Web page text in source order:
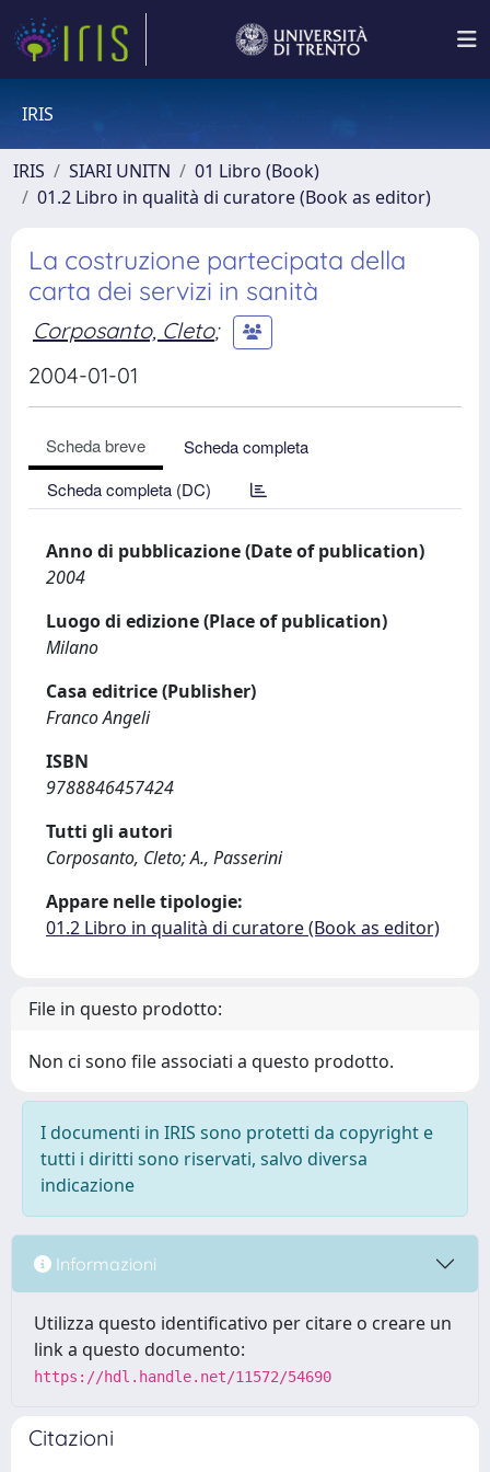
IRIS
IRIS SIARI UNITN
01 Libro (Book)
01.2 Libro in qualità di curatore (Book as editor)
La costruzione partecipata della
carta dei servizi in sanità
Corposanto, Cleto;
2004-01-01
Scheda breve
Scheda completa
Scheda completa (DC)
Anno di pubblicazione (Date of publication)
2004
Luogo di edizione (Place of publication)
Milano
Casa editrice (Publisher)
Franco Angeli
ISBN
9788846457424
Tutti gli autori
Corposanto, Cleto; A., Passerini
Appare nelle tipologie:
01.2 Libro in qualità di curatore (Book as editor)
File in questo prodotto:
Non ci sono file associati a questo prodotto.
I documenti in IRIS sono protetti da copyright e
tutti i diritti sono riservati, salvo diversa
indicazione
Informazioni
Utilizza questo identificativo per citare o creare un
link a questo documento:
https://hdl.handle.net/11572/54690
Citazioni